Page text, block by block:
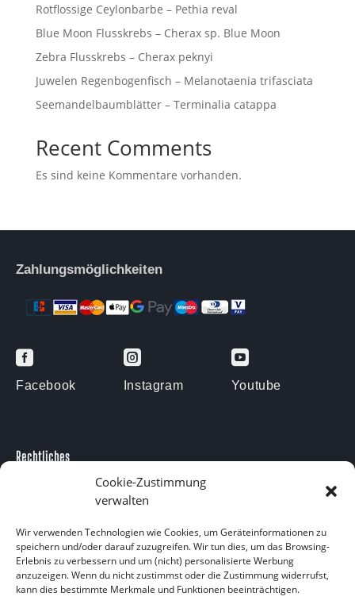
Cookie-Zustimmung
verwalten
Wir verwenden Technologien wie Cookies, um Geräteinformationen zu
speichern und/oder darauf zuzugreifen. Wir tun dies, um das Browsing-
Erlebnis zu verbessern und um (nicht) personalisierte Werbung
anzuzeigen. Wenn du nicht zustimmst oder die Zustimmung widerrufst,
kann dies bestimmte Merkmale und Funktionen beeinträchtigen.
Rotflossige Ceylonbarbe – Pethia reval
Blue Moon Flusskrebs – Cherax sp. Blue Moon
Zebra Flusskrebs – Cherax peknyi
Juwelen Regenbogenfisch – Melanotaenia trifasciata
Seemandelbaumblätter – Terminalia catappa
Recent Comments
Es sind keine Kommentare vorhanden.
Zahlungsmöglichkeiten

Facebook

Instagram

Youtube
Rechtliches
Datenschutzerklärung
Kontakt
Am Försterteich 9